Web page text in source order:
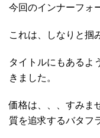
今回のインナーフォ
これは、しなりと掴
タイトルにもあるよ
きました。
価格は、、、すみま
質を追求するバタフ